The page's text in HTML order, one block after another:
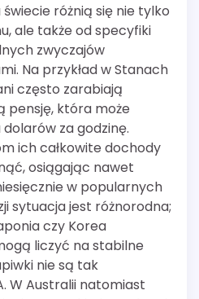
różnią się nie tylko
ale także od specyfiki
zwyczajów
Na przykład w Stanach
często zarabiają
pensję, która może
za godzinę.
ich całkowite dochody
osiągając nawet
w popularnych
sytuacja jest różnorodna;
czy Korea
liczyć na stabilne
nie są tak
W Australii natomiast